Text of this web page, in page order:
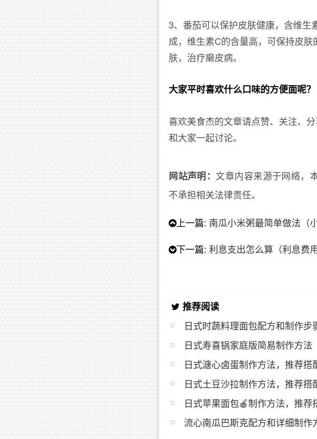
3、番茄可以保护皮肤健康，含维
成，维生素C的含量高，可保持皮
肤，治疗癞皮病。
大家平时喜欢什么口味的方便面呢？
喜欢美食杰的文章请点赞、关注、
和大家一起讨论。
网站声明： 文章内容来源于网络，
不承担相关法律责任。
上一篇: 南瓜小米粥最简单做法（
下一篇:利息支出怎么算（利息费
推荐阅读
日式时蔬料理面包配方和制作步
日式寿喜锅家庭版简易制作方法
日式溏心卤蛋制作方法，推荐搭
日式土豆沙拉制作方法，推荐搭
日式苹果面包🍎制作方法，推荐
流心南瓜巴斯克配方和详细制作